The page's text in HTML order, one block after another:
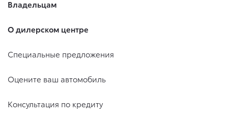
Владельцам
О дилерском центре
Специальные предложения
Оцените ваш автомобиль
Консультация по кредиту